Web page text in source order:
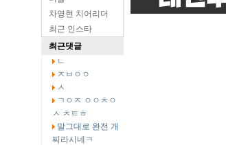
차영현 치어리더
최근 인스타
최근댓글
ㄴ
ㅈㅂㅇㅇ
ㅅ
ㄱㅇㅈ ㅇㅇㅊㅇ
ㅅ ㅊㅌㅎ
말그대로 완전 개
찌라시네ㅋ